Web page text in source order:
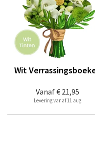
Vanaf€ 21,95
Wit
Levering vanaf 11 aug